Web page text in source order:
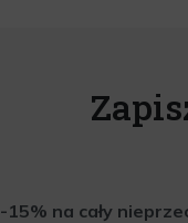
-15% na cały